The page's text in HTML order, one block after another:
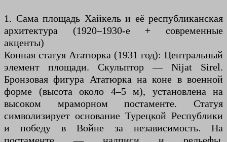
1. Сама площадь Хайкель и её республиканская
архитектура (1920–1930-е + современные
акценты)
Конная статуя Ататюрка (1931 год): Центральный
элемент площади. Скульптор — Nijat Sirel.
Бронзовая фигура Ататюрка на коне в военной
форме (высота около 4–5 м), установлена на
высоком мраморном постаменте. Статуя
символизирует основание Турецкой Республики
и победу в Войне за независимость. На